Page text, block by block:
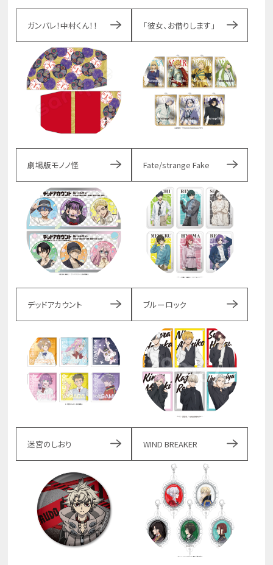
ガンバレ！中村くん！！ 「彼女、お借りします」
劇場版モノノ怪 Fate/strange Fake
デッドアカウント ブルーロック
迷宮のしおり WIND BREAKER